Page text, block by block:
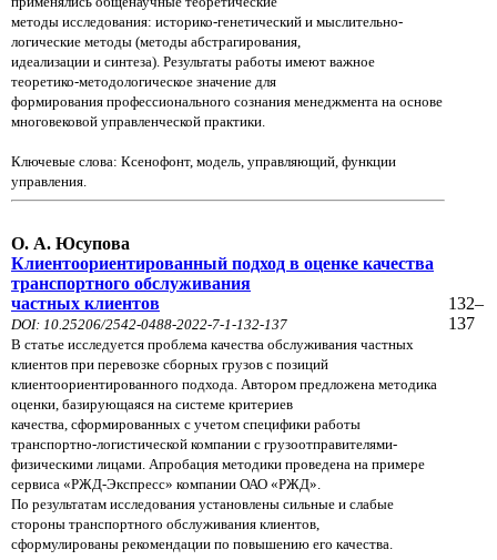
методы исследования: историко-генетический и мыслительно-
логические методы (методы абстрагирования,
идеализации и синтеза). Результаты работы имеют важное
теоретико-методологическое значение для
формирования профессионального сознания менеджмента на основе
многовековой управленческой практики.
Ключевые слова: Ксенофонт, модель, управляющий, функции
управления.
О. А. Юсупова
Клиентоориентированный подход в оценке качества
транспортного обслуживания
частных клиентов
DOI: 10.25206/2542-0488-2022-7-1-132-137
В статье исследуется проблема качества обслуживания частных
клиентов при перевозке сборных грузов с позиций
клиентоориентированного подхода. Автором предложена методика
оценки, базирующаяся на системе критериев
качества, сформированных с учетом специфики работы
транспортно-логистической компании с грузоотправителями-
физическими лицами. Апробация методики проведена на примере
сервиса «РЖД-Экспресс» компании ОАО «РЖД».
По результатам исследования установлены сильные и слабые
стороны транспортного обслуживания клиентов,
сформулированы рекомендации по повышению его качества.
132–
137